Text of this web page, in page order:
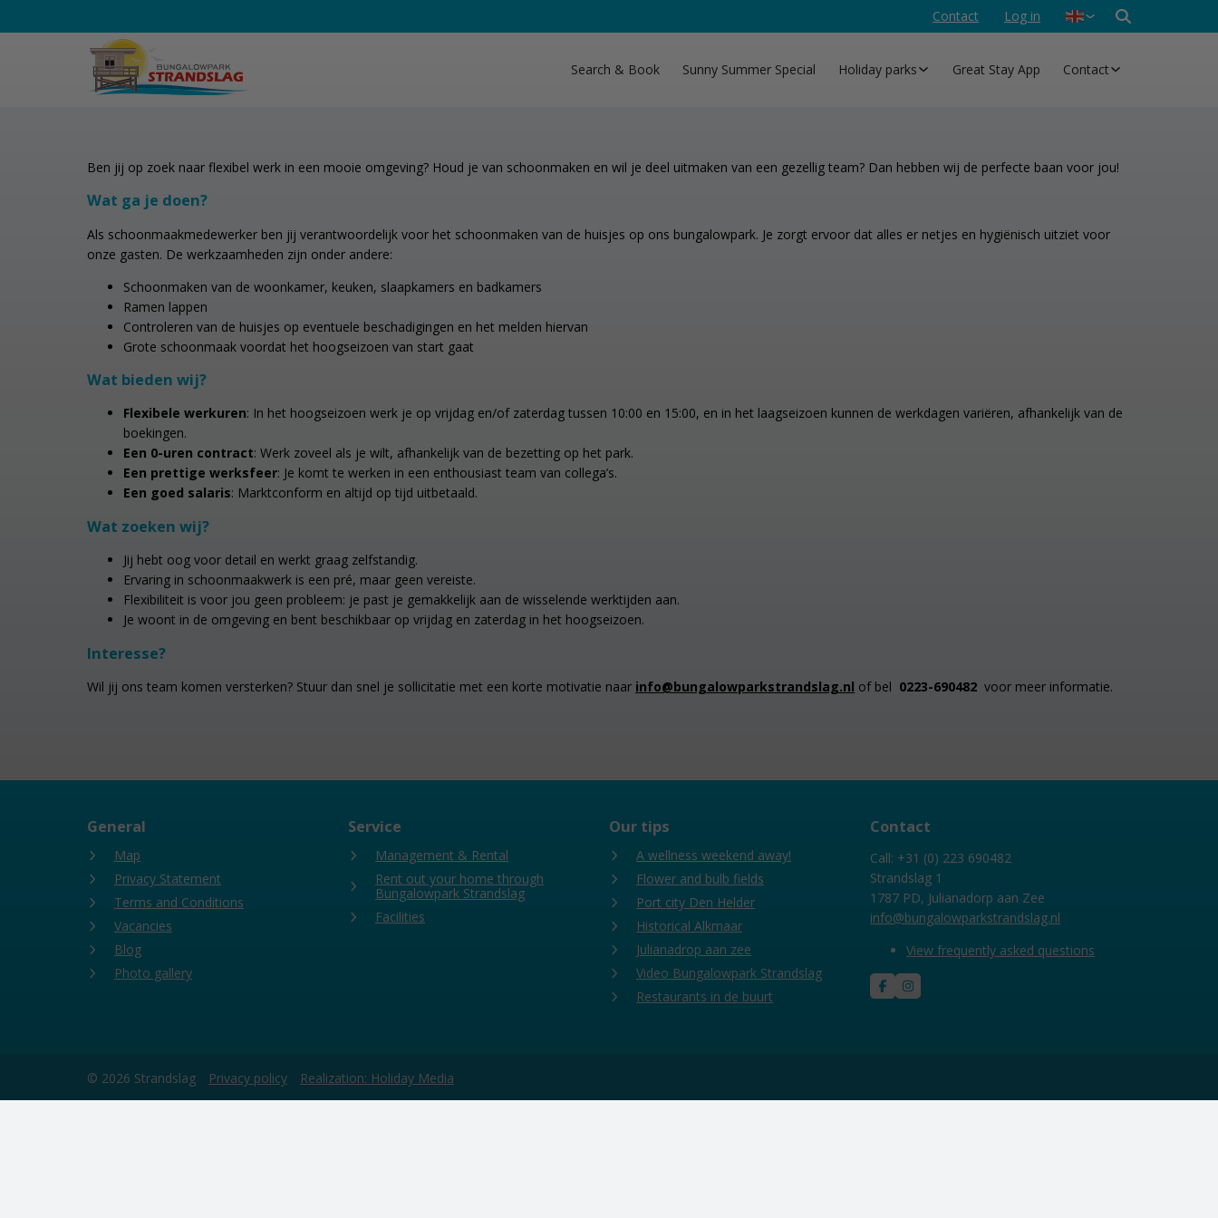
Contact Log in
Nederlands
Search & Book
Sunny Summer Special Holiday parks Great Stay App Contact
Schoonmaakmedewerker
Ben jij op zoek naar flexibel werk in een mooie omgeving? Houd je van schoonmaken en wil je deel uitmaken van een gezellig team? Dan hebben wij de perfecte baan voor jou!
Wat ga je doen?
Als schoonmaakmedewerker ben jij verantwoordelijk voor het schoonmaken van de huisjes op ons bungalowpark. Je zorgt ervoor dat alles er netjes en hygiënisch uitziet voor
onze gasten. De werkzaamheden zijn onder andere:
Schoonmaken van de woonkamer, keuken, slaapkamers en badkamers
Ramen lappen
Controleren van de huisjes op eventuele beschadigingen en het melden hiervan
Grote schoonmaak voordat het hoogseizoen van start gaat
Wat bieden wij?
Flexibele werkuren: In het hoogseizoen werk je op vrijdag en/of zaterdag tussen 10:00 en 15:00, en in het laagseizoen kunnen de werkdagen variëren, afhankelijk van de
boekingen.
Een 0-uren contract: Werk zoveel als je wilt, afhankelijk van de bezetting op het park.
Een prettige werksfeer: Je komt te werken in een enthousiast team van collega’s.
Een goed salaris: Marktconform en altijd op tijd uitbetaald.
Wat zoeken wij?
Jij hebt oog voor detail en werkt graag zelfstandig.
Ervaring in schoonmaakwerk is een pré, maar geen vereiste.
Flexibiliteit is voor jou geen probleem: je past je gemakkelijk aan de wisselende werktijden aan.
Je woont in de omgeving en bent beschikbaar op vrijdag en zaterdag in het hoogseizoen.
Interesse?
Wil jij ons team komen versterken? Stuur dan snel je sollicitatie met een korte motivatie naar info@bungalowparkstrandslag.nl of bel 0223-690482 voor meer informatie.
General
Map
Privacy Statement
Terms and Conditions
Vacancies
Blog
Photo gallery
Service
Management & Rental
Rent out your home through
Bungalowpark Strandslag
Facilities
Our tips
A wellness weekend away!
Flower and bulb fields
Port city Den Helder
Historical Alkmaar
Julianadrop aan zee
Video Bungalowpark Strandslag
Restaurants in de buurt
Contact
Call: +31 (0) 223 690482
Strandslag 1
1787 PD, Julianadorp aan Zee
info@bungalowparkstrandslag.nl
View frequently asked questions
© 2026 Strandslag Privacy policy Realization: Holiday Media